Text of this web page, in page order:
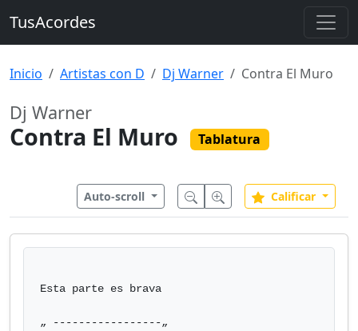
TusAcordes
Inicio Artistas con D Dj Warner Contra El Muro
Dj Warner
Contra El Muro Tablatura
Auto-scroll Calificar
Esta parte es brava
„ -----------------„